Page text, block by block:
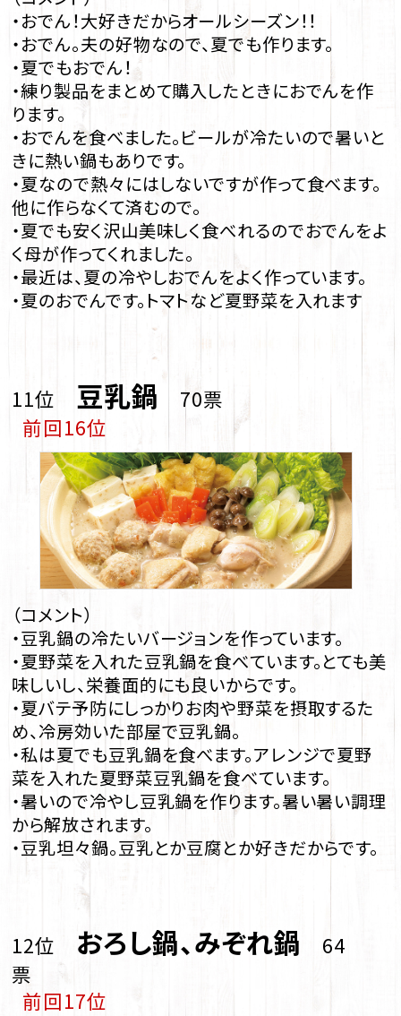
・おでん！大好きだからオールシーズン！！
・おでん。夫の好物なので、夏でも作ります。
・夏でもおでん！
・練り製品をまとめて購入したときにおでんを作
ります。
・おでんを食べました。ビールが冷たいので暑いと
きに熱い鍋もありです。
・夏なので熱々にはしないですが作って食べます。
他に作らなくて済むので。
・夏でも安く沢山美味しく食べれるのでおでんをよ
く母が作ってくれました。
・最近は、夏の冷やしおでんをよく作っています。
・夏のおでんです。トマトなど夏野菜を入れます
11位 豆乳鍋 70票
前回16位
（コメント）
・豆乳鍋の冷たいバージョンを作っています。
・夏野菜を入れた豆乳鍋を食べています。とても美
味しいし、栄養面的にも良いからです。
・夏バテ予防にしっかりお肉や野菜を摂取するた
め、冷房効いた部屋で豆乳鍋。
・私は夏でも豆乳鍋を食べます。アレンジで夏野
菜を入れた夏野菜豆乳鍋を食べています。
・暑いので冷やし豆乳鍋を作ります。暑い暑い調理
から解放されます。
・豆乳坦々鍋。豆乳とか豆腐とか好きだからです。
12位 おろし鍋、みぞれ鍋 64
票
前回17位